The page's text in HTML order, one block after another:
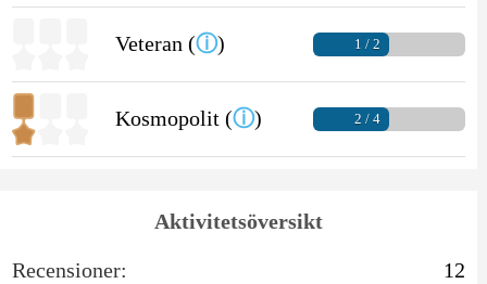
Veteran (ⓘ) 1 / 2
Kosmopolit (ⓘ) 2 / 4
Aktivitetsöversikt
Recensioner:
12